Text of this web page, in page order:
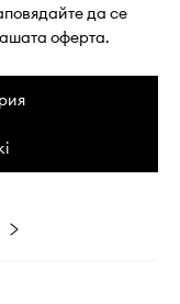
да се
оферта.